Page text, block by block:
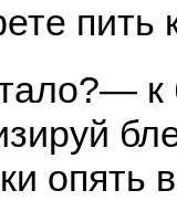
пить
к
опять